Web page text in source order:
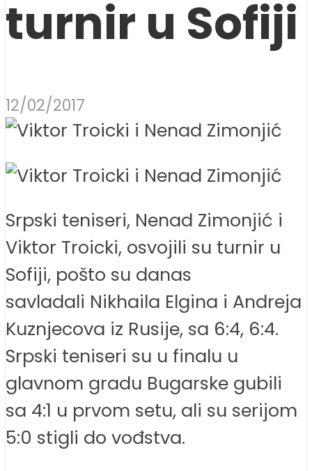
turnir u Sofiji
12/02/2017
Srpski teniseri, Nenad Zimonjić i
Viktor Troicki, osvojili su turnir u
Sofiji, pošto su danas
savladali Nikhaila Elgina i Andreja
Kuznjecova iz Rusije, sa 6:4, 6:4.
Srpski teniseri su u finalu u
glavnom gradu Bugarske gubili
sa 4:1 u prvom setu, ali su serijom
5:0 stigli do vođstva.